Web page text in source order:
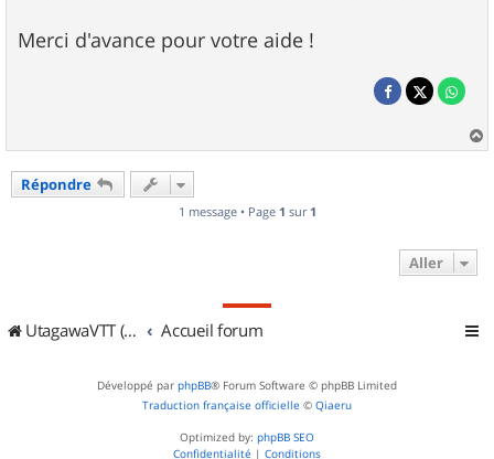
Merci d'avance pour votre aide !
a
Répondre
1 message • Page 1 sur 1
Aller
UtagawaVTT (Randos VTT et VTTAE avec traces GPS) Accueil forum
Développé par phpBB® Forum Software © phpBB Limited
Traduction française officielle © Qiaeru
Optimized by: phpBB SEO
Confidentialité | Conditions